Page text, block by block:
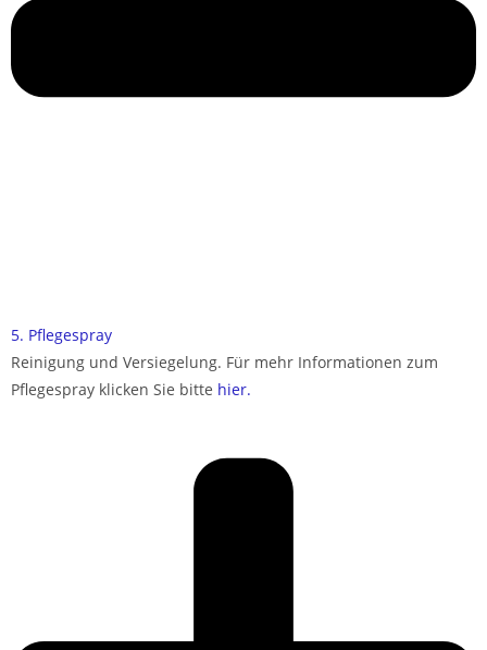
5. Pflegespray
Reinigung und Versiegelung. Für mehr Informationen zum
Pflegespray klicken Sie bitte hier.